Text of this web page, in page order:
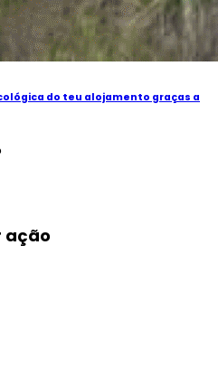
do teu alojamento graças a
ação